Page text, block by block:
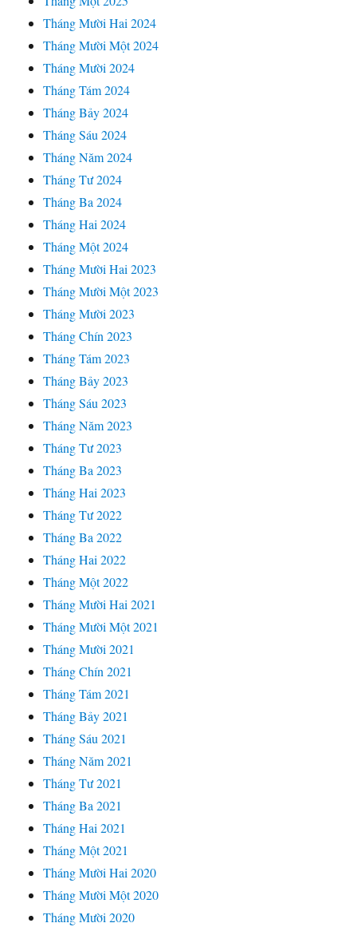
Tháng Mười Hai 2024
Tháng Mười Một 2024
Tháng Mười 2024
Tháng Tám 2024
Tháng Bảy 2024
Tháng Sáu 2024
Tháng Năm 2024
Tháng Tư 2024
Tháng Ba 2024
Tháng Hai 2024
Tháng Một 2024
Tháng Mười Hai 2023
Tháng Mười Một 2023
Tháng Mười 2023
Tháng Chín 2023
Tháng Tám 2023
Tháng Bảy 2023
Tháng Sáu 2023
Tháng Năm 2023
Tháng Tư 2023
Tháng Ba 2023
Tháng Hai 2023
Tháng Tư 2022
Tháng Ba 2022
Tháng Hai 2022
Tháng Một 2022
Tháng Mười Hai 2021
Tháng Mười Một 2021
Tháng Mười 2021
Tháng Chín 2021
Tháng Tám 2021
Tháng Bảy 2021
Tháng Sáu 2021
Tháng Năm 2021
Tháng Tư 2021
Tháng Ba 2021
Tháng Hai 2021
Tháng Một 2021
Tháng Mười Hai 2020
Tháng Mười Một 2020
Tháng Mười 2020